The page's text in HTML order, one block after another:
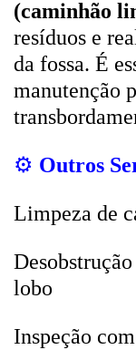
(caminhão
resíduos e
da fossa. É
manutenção
⚙️ Outros
Limpeza de
lobo
Inspeção